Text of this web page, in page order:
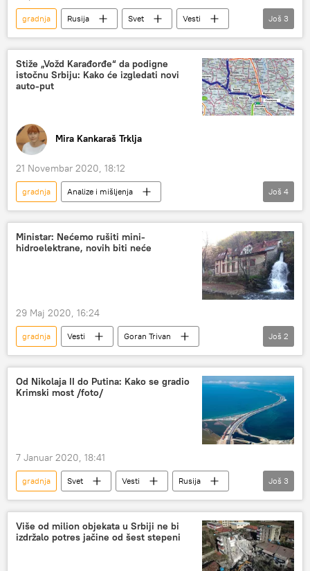
gradnja Rusija Svet
Vesti
odbačen
gasovod Severni tok 2
Još 3
Stiže „Vožd Karađorđe“ da podigne
istočnu Srbiju: Kako će izgledati novi
auto-put
Mira Kankaraš Trklja
21 Novembar 2020, 18:12
gradnja
Analize i mišljenja
Komentari i Analitika
Šumadija
Srbija
Još 4
Ministar: Nećemo rušiti mini-
hidroelektrane, novih biti neće
29 Maj 2020, 16:24
gradnja Vesti
Goran Trivan
hidroelektrana
Srbija
Još 2
Od Nikolaja II do Putina: Kako se gradio
Krimski most /foto/
7 Januar 2020, 18:41
gradnja Svet Vesti
Rusija
Nikolaj II
Oktobarska revolucija
Krimski most
Još 3
Više od milion objekata u Srbiji ne bi
izdržalo potres jačine od šest stepeni